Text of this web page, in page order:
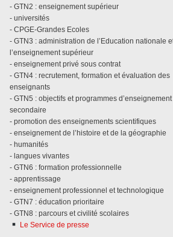
- GTN2 : enseignement supérieur
- universités
- CPGE-Grandes Ecoles
- GTN3 : administration de l’Education nationale
l’enseignement supérieur
- enseignement privé sous contrat
- GTN4 : recrutement, formation et évaluation des
enseignants
- GTN5 : objectifs et programmes d’enseignement
secondaire
- promotion des enseignements scientifiques
- enseignement de l’histoire et de la géographie
- humanités
- langues vivantes
- GTN6 : formation professionnelle
- apprentissage
- enseignement professionnel et technologique
- GTN7 : éducation prioritaire
- GTN8 : parcours et civilité scolaires
Le Service de presse